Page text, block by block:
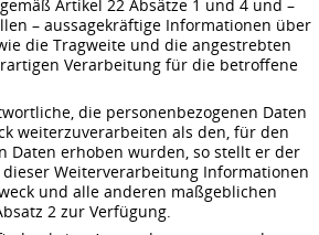
Artikel 22 Absätze 1 und 4 und –
– aussagekräftige Informationen über
die Tragweite und die angestrebten
Verarbeitung für die betroffene
die personenbezogenen Daten
weiterzuverarbeiten als den, für den
Daten erhoben wurden, so stellt er der
Weiterverarbeitung Informationen
und alle anderen maßgeblichen
2 zur Verfügung.